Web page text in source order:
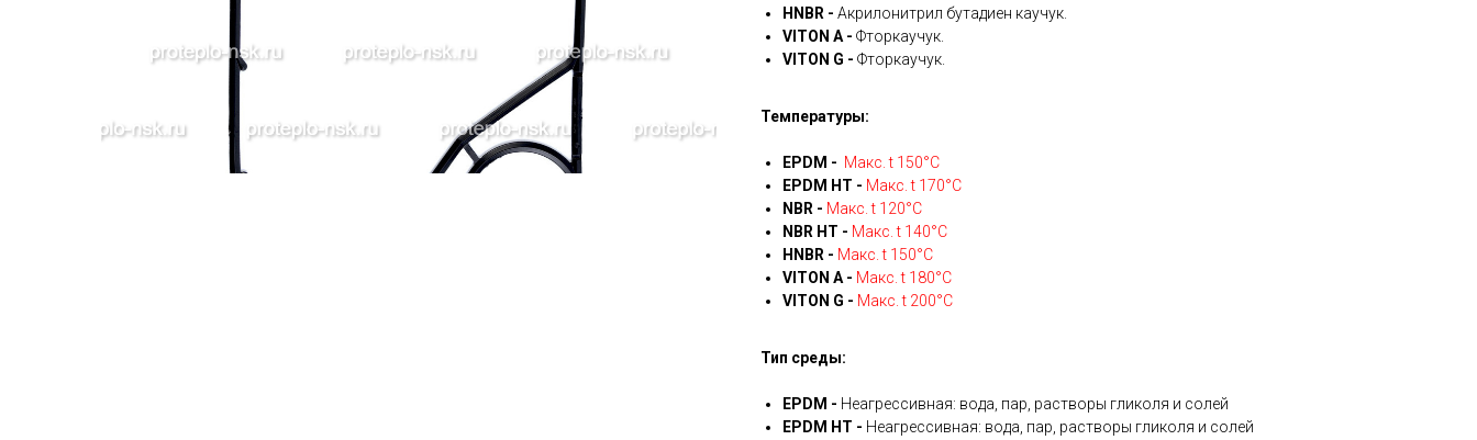
HNBR - Акрилонитрил бутадиен каучук.
VITON A - Фторкаучук.
VITON G - Фторкаучук.
Температуры:
EPDM - Макс. t 150°С
EPDM HT - Макс. t 170°С
NBR - Макс. t 120°С
NBR HT - Макс. t 140°С
HNBR - Макс. t 150°С
VITON A - Макс. t 180°С
VITON G - Макс. t 200°С
Тип среды:
EPDM - Неагрессивная: вода, пар, растворы гликоля и солей
EPDM HT - Неагрессивная: вода, пар, растворы гликоля и солей